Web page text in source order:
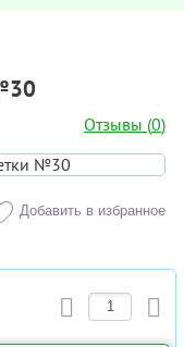
Отзывы (0)
Добавить в избранное